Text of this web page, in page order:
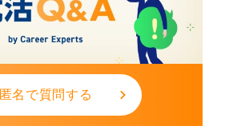
匿名で質問する